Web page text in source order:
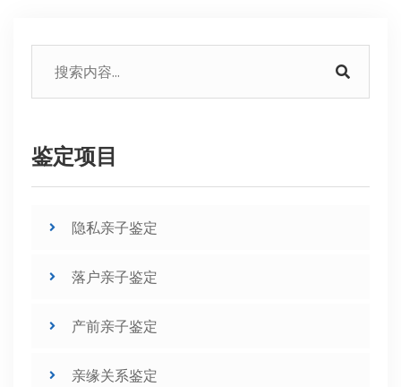
鉴定项目
隐私亲子鉴定
落户亲子鉴定
产前亲子鉴定
亲缘关系鉴定